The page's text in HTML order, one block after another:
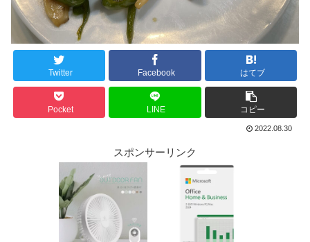
Twitter Facebook はてブ
Pocket LINE コピー
2022.08.30
スポンサーリンク